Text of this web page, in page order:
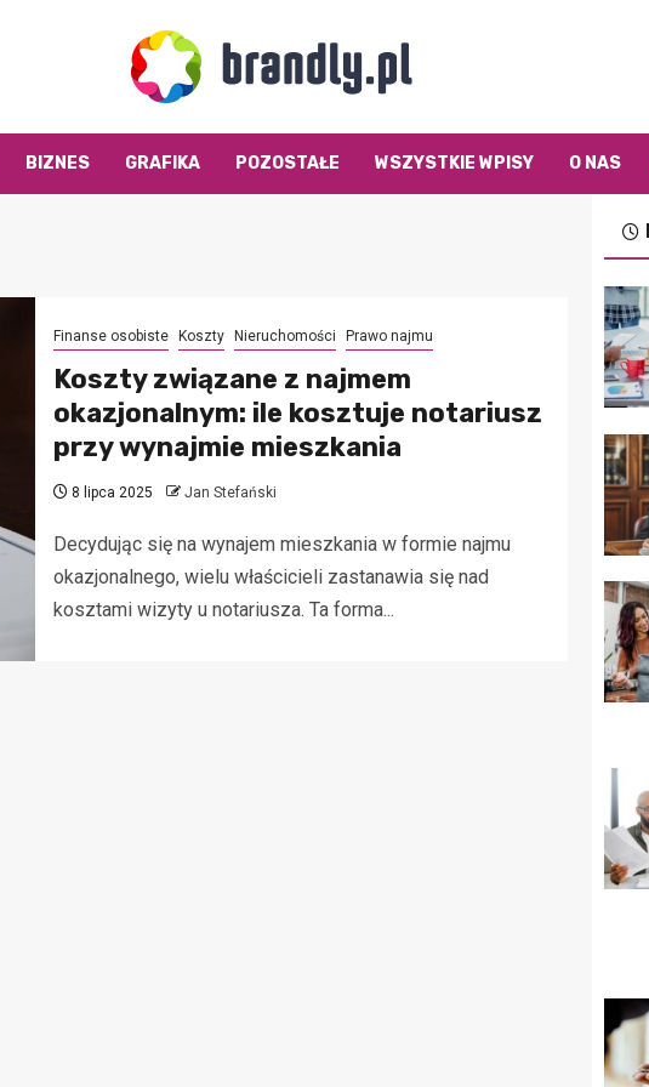
BIZNES GRAFIKA POZOSTAŁE WSZYSTKIE WPISY O NAS
Finanse osobiste Koszty Nieruchomości Prawo najmu
Koszty związane z najmem
okazjonalnym: ile kosztuje notariusz
przy wynajmie mieszkania
8 lipca 2025 Jan Stefański
Decydując się na wynajem mieszkania w formie najmu
okazjonalnego, wielu właścicieli zastanawia się nad
kosztami wizyty u notariusza. Ta forma...